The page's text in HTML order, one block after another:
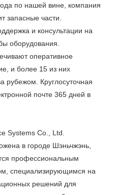
по нашей вине, компания
запасные части.
и консультации на
оборудования.
оперативное
и более 15 из них
рубежом. Круглосуточная
почте 365 дней в
Systems Co., Ltd.
в городе Шэньчжэнь,
профессиональным
специализирующимся на
решений для